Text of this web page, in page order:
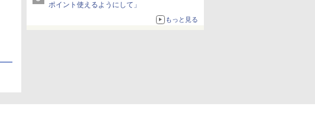
ポイント使えるようにして」
もっと見る